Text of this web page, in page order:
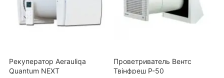
Рекуператор Aerauliqa
Quantum NEXT
Проветриватель Вентс
Твінфреш Р-50